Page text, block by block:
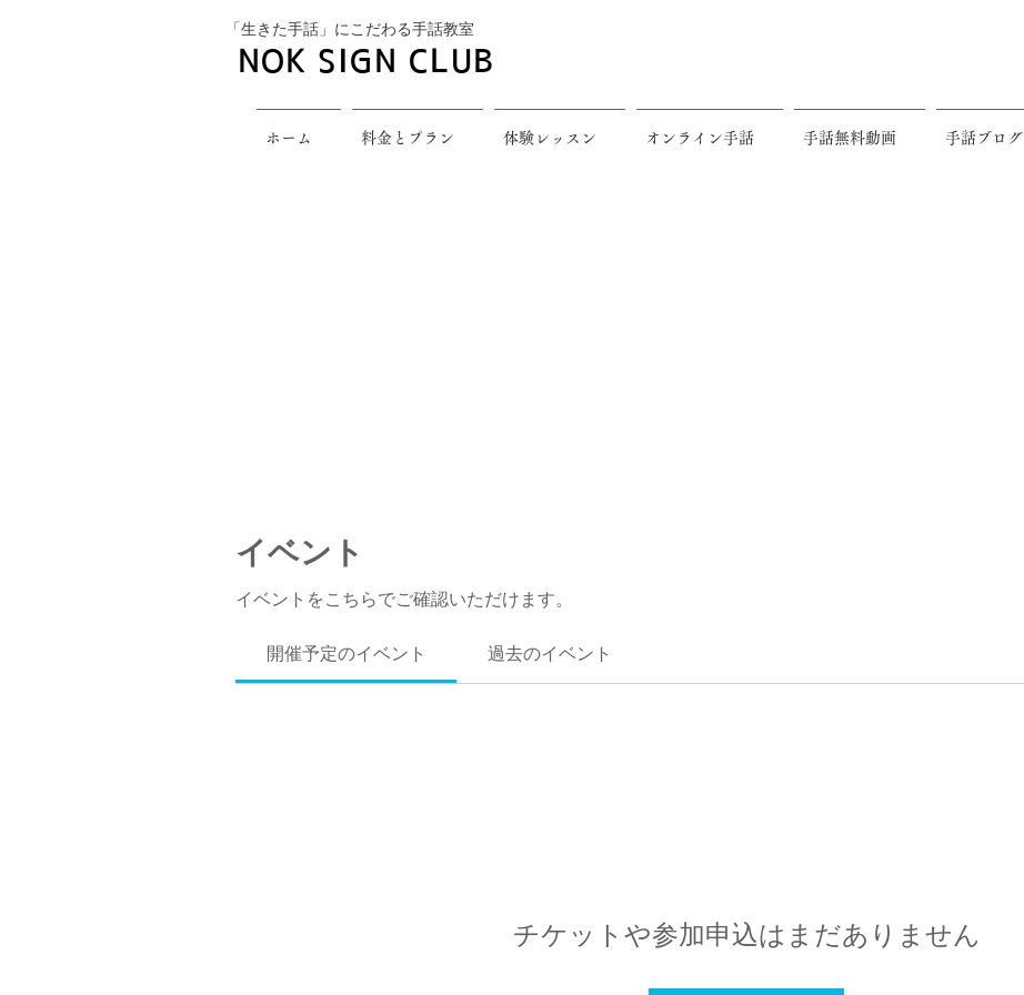
​「生きた手話」にこだわる手話教室
NOK SIGN CLUB
ホーム 料金とプラン 体験レッスン オンライン手話 手話無料動画 手話ブログ
イベント
イベントをこちらでご確認いただけます。
開催予定のイベント 過去のイベント
チケットや参加申込はまだありません